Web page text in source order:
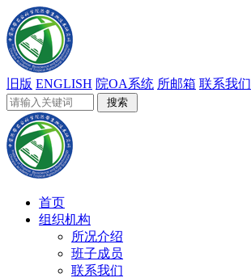
旧版 ENGLISH 院OA系统 所邮箱 联系我们
首页
组织机构
所况介绍
班子成员
联系我们